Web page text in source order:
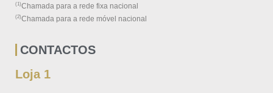
(1)Chamada para a rede fixa nacional
(2)Chamada para a rede móvel nacional
CONTACTOS
Loja 1